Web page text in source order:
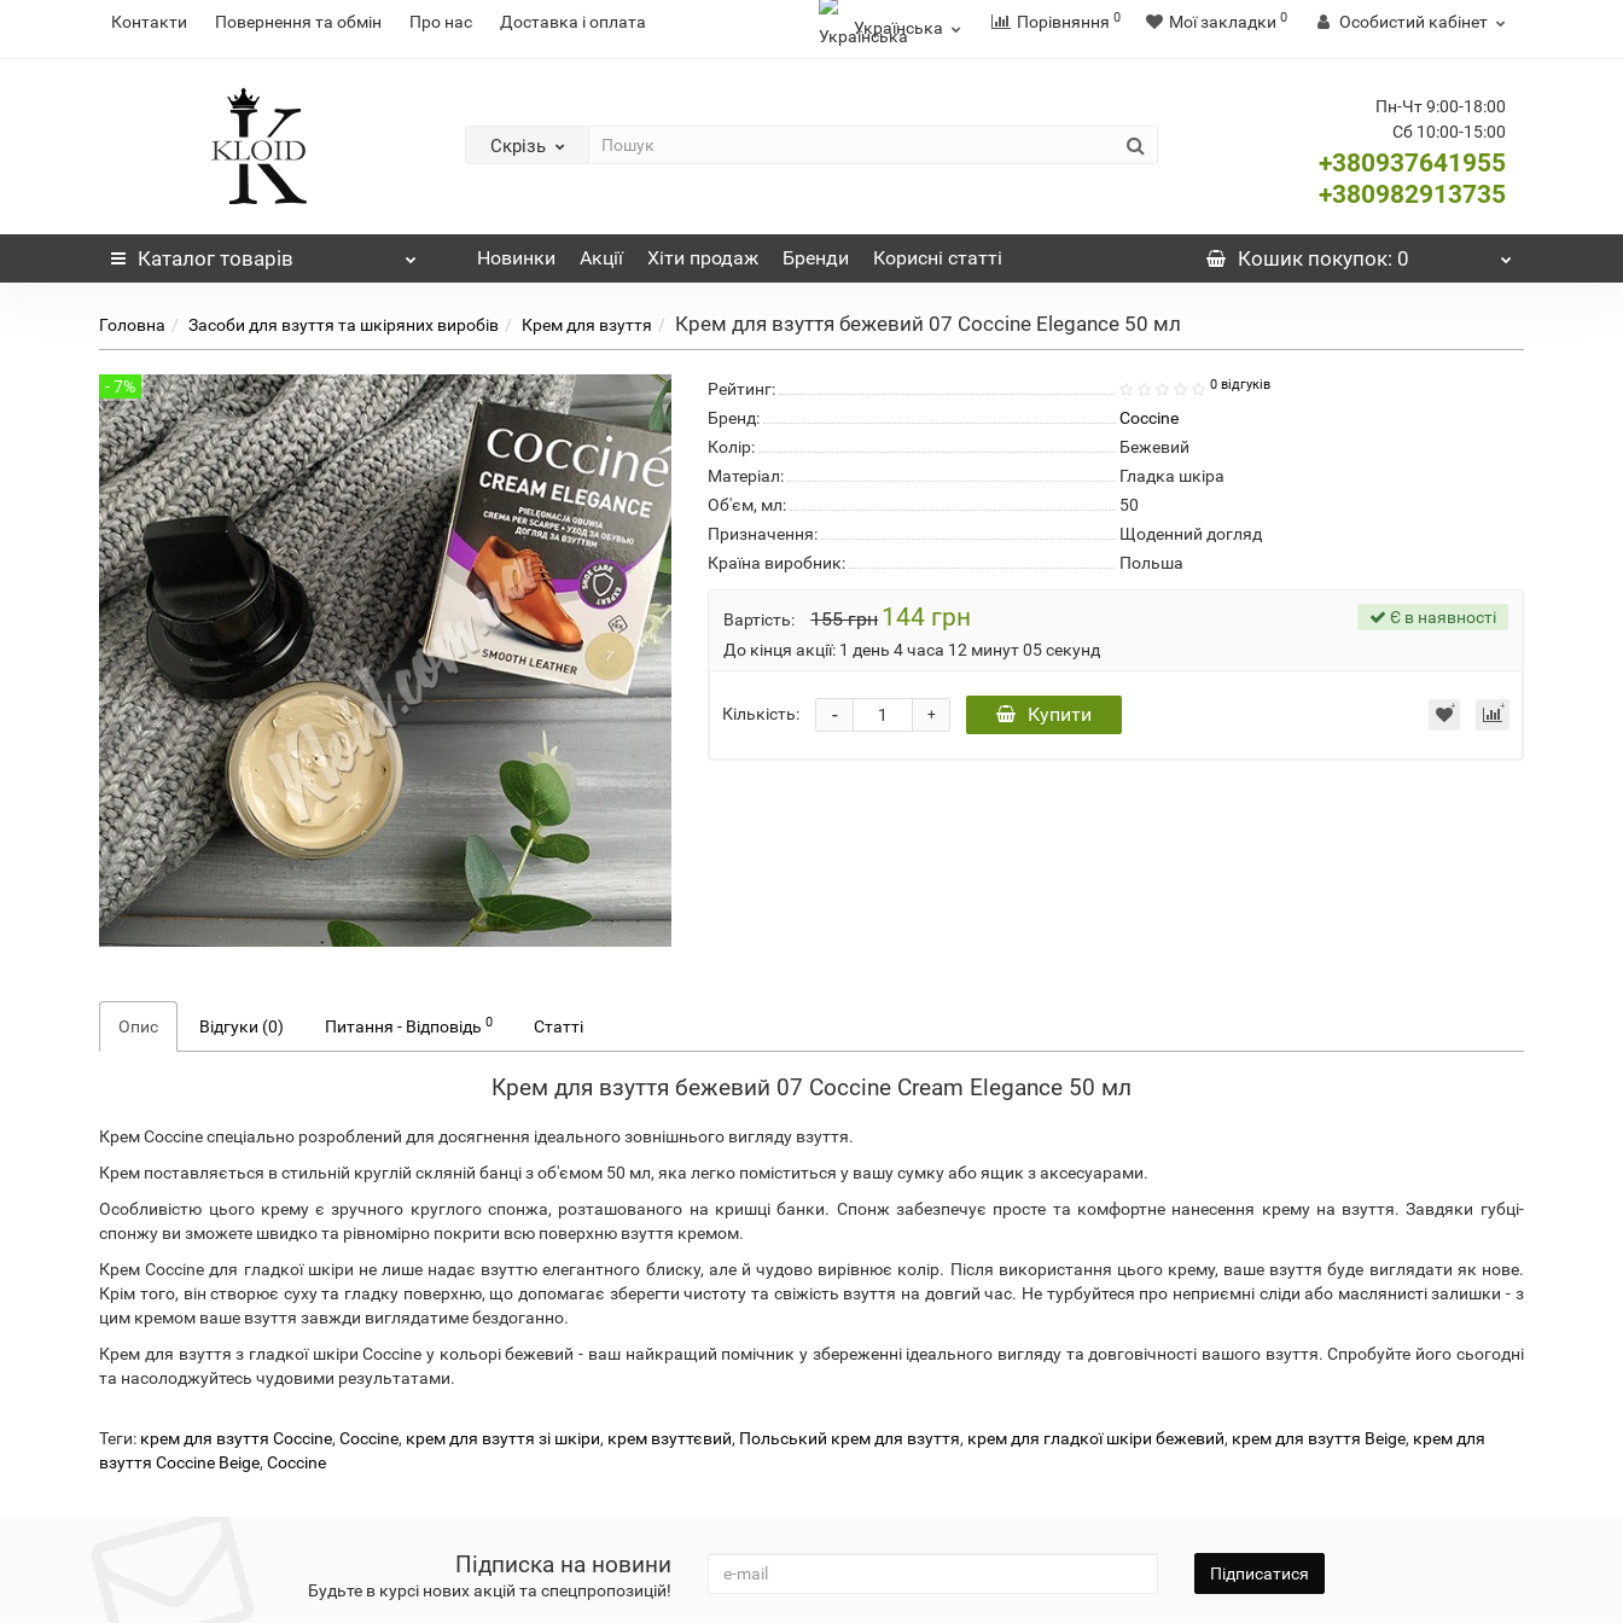
Контакти Повернення та обмін Про нас Доставка і оплата Українська Порівняння 0 Мої закладки 0 Особистий кабінет
Скрізь
Пн-Чт 9:00-18:00
Сб 10:00-15:00
+380937641955
+380982913735
Каталог товарів Новинки Акції Хіти продаж Бренди Корисні статті Кошик покупок: 0
Головна Засоби для взуття та шкіряних виробів Крем для взуття Крем для взуття бежевий 07 Coccine Elegance 50 мл
- 7% Рейтинг: 0 відгуків
Бренд:
Coccine
Колір:
Бежевий
Матеріал:
Гладка шкіра
Об'єм, мл:
50
Призначення:
Щоденний догляд
Країна виробник:
Польша
Вартість: 155 грн 144 грн
До кінця акції: 1 день 4 часа 12 минут 05 секунд
Є в наявності
Кількість: +
- Купити
Опис Відгуки (0) Питання - Відповідь0 Статті
Крем для взуття бежевий 07 Coccine Cream Elegance 50 мл
Крем Coccine спеціально розроблений для досягнення ідеального зовнішнього вигляду взуття.
Крем поставляється в стильній круглій скляній банці з об'ємом 50 мл, яка легко поміститься у вашу сумку або ящик з аксесуарами.
Особливістю цього крему є зручного круглого спонжа, розташованого на кришці банки. Спонж забезпечує просте та комфортне нанесення крему на взуття. Завдяки губці-
спонжу ви зможете швидко та рівномірно покрити всю поверхню взуття кремом.
Крем Coccine для гладкої шкіри не лише надає взуттю елегантного блиску, але й чудово вирівнює колір. Після використання цього крему, ваше взуття буде виглядати як нове.
Крім того, він створює суху та гладку поверхню, що допомагає зберегти чистоту та свіжість взуття на довгий час. Не турбуйтеся про неприємні сліди або маслянисті залишки - з
цим кремом ваше взуття завжди виглядатиме бездоганно.
Крем для взуття з гладкої шкіри Coccine у ​​кольорі бежевий - ваш найкращий помічник у збереженні ідеального вигляду та довговічності вашого взуття. Спробуйте його сьогодні
та насолоджуйтесь чудовими результатами.
Теги: крем для взуття Coccine,Coccine, крем для взуття зі шкіри, крем взуттєвий, Польський крем для взуття, крем для гладкої шкіри бежевий, крем для взуття Beige, крем для
взуття Coccine Beige,Coccine
Підписка на новини
Будьте в курсі нових акцій та спецпропозицій!
Підписатися